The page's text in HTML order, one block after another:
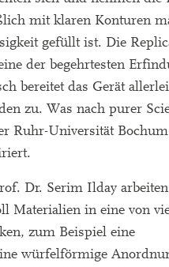
mit klaren Konturen
gefüllt ist. Die
der begehrtesten
bereitet das Gerät
zu. Was nach purer
Ruhr-Universität
Dr. Serim Ilday
Materialien in eine von
zum Beispiel eine
würfelförmige